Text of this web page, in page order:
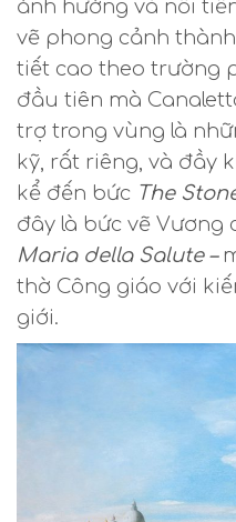
ảnh hưởng và nổi
vẽ phong cảnh
tiết cao theo trường
đầu tiên mà
trợ trong vùng là
kỹ, rất riêng, và đầy
kể đến bức The
đây là bức vẽ Vương
Maria della Salute –
thờ Công giáo với
giới.